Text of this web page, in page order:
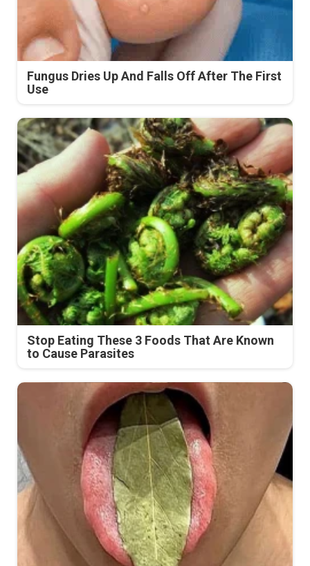
Fungus Dries Up And Falls Off After The First
Use
Stop Eating These 3 Foods That Are Known
to Cause Parasites